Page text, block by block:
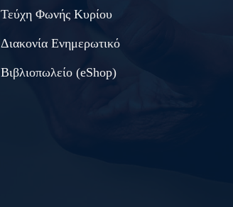
Τεύχη Φωνής Κυρίου
Διακονία Ενημερωτικό
Βιβλιοπωλείο (eShop)